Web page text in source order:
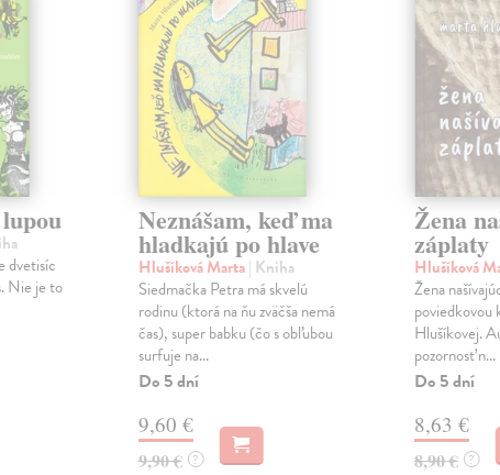
dvetisíc
Nie je to
Neznášam, keď ma
hladkajú po hlave
Hlušíková Marta| Kniha
Siedmačka Petra má skvelú
rodinu (ktorá na ňu zväčša nemá
čas), super babku (čo s obľubou
surfuje na...
Do 5 dní
9,60 €
9,90 € ?
Žena
záplaty
Hlušíková
Žena
Hlušíkovej.
pozornosť n...
Do 5 dní
8,63 €
8,90 € ?